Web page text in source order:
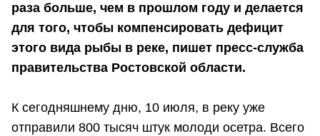
раза больше, чем в прошлом году и делается
для того, чтобы компенсировать дефицит
этого вида рыбы в реке, пишет пресс-служба
правительства Ростовской области.
К сегодняшнему дню, 10 июля, в реку уже
отправили 800 тысяч штук молоди осетра. Всего